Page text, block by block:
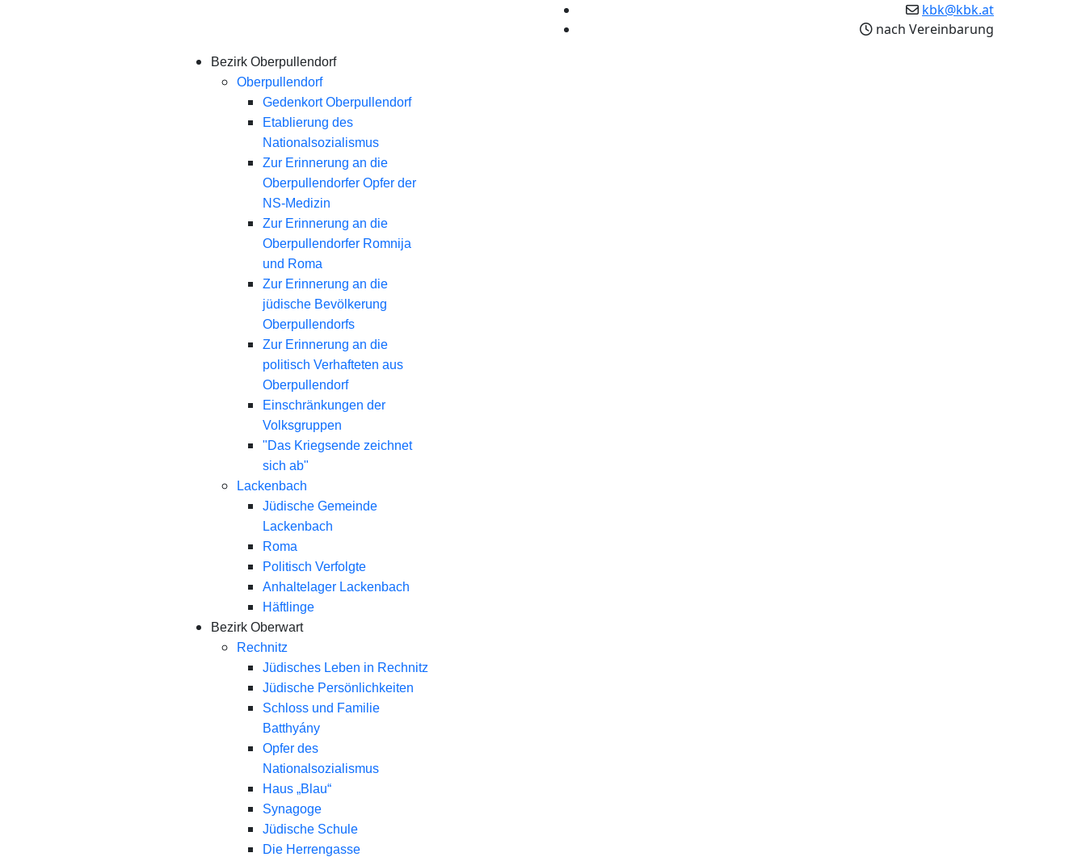
kbk@kbk.at
nach Vereinbarung
Bezirk Oberpullendorf
Oberpullendorf
Gedenkort Oberpullendorf
Etablierung des
Nationalsozialismus
Zur Erinnerung an die
Oberpullendorfer Opfer der
NS-Medizin
Zur Erinnerung an die
Oberpullendorfer Romnija
und Roma
Zur Erinnerung an die
jüdische Bevölkerung
Oberpullendorfs
Zur Erinnerung an die
politisch Verhafteten aus
Oberpullendorf
Einschränkungen der
Volksgruppen
"Das Kriegsende zeichnet
sich ab"
Lackenbach
Jüdische Gemeinde
Lackenbach
Roma
Politisch Verfolgte
Anhaltelager Lackenbach
Häftlinge
Bezirk Oberwart
Rechnitz
Jüdisches Leben in Rechnitz
Jüdische Persönlichkeiten
Schloss und Familie
Batthyány
Opfer des
Nationalsozialismus
Haus „Blau“
Synagoge
Jüdische Schule
Die Herrengasse